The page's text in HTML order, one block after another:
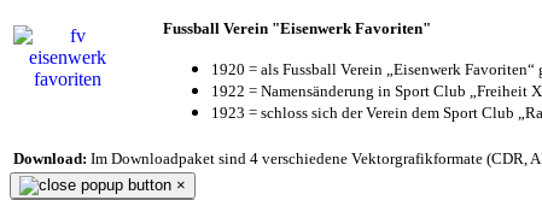
Fussball Verein "Eisenwerk Favoriten"
1920 = als Fussball Verein „Eisenwerk Favoriten“
1922 = Namensänderung in Sport Club „Freiheit
1923 = schloss sich der Verein dem Sport Club
Download: Im Downloadpaket sind 4 verschiedene Vektorgrafikformate (CDR,
×